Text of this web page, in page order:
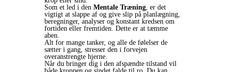
Som et led i den Mentale Træning , er det
vigtigt at slappe af og give slip på planlægning,
beregninger, analyser og konstant kredsen om
fortiden eller fremtiden. Dette er at tæmme
aben.
Alt for mange tanker, og alle de følelser de
sætter i gang, stresser den i forvejen
overanstrengte hjerne.
Når du bringer dig i den afspændte tilstand vil